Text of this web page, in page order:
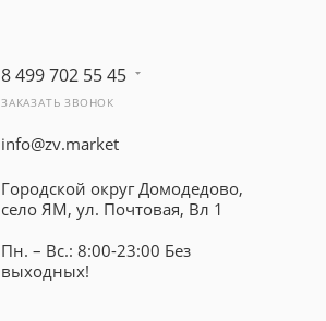
8 499 702 55 45
ЗАКАЗАТЬ ЗВОНОК
info@zv.market
Городской округ Домодедово,
село ЯМ, ул. Почтовая, Вл 1
Пн. – Вс.: 8:00-23:00 Без
выходных!